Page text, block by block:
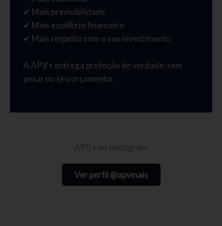
✔ Mais previsibilidade
✔ Mais equilíbrio financeiro
✔ Mais respeito com o seu investimento
A APV+ entrega proteção de verdade, sem
pesar no seu orçamento.
APV+ no Instagram
Ver perfil @apvmais